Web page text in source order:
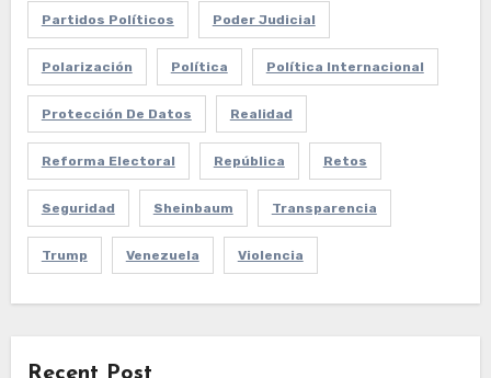
Partidos Políticos Poder Judicial
Polarización Política Política Internacional
Protección De Datos Realidad
Reforma Electoral República Retos
Seguridad Sheinbaum Transparencia
Trump Venezuela Violencia
Recent Post